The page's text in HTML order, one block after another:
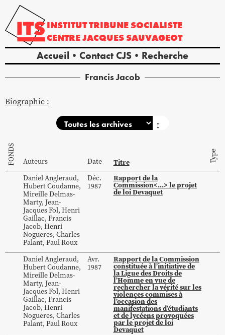
INSTITUTTRIBUNE SOCIALISTE
CENTREJACQUES SAUVAGEOT
Accueil Contact CJS Recherche
FrancisJacob
Biographie :
↕
FONDS Auteurs Date Titre Type
DanielAngleraud,
HubertCoudanne,
MireilleDelmas-
Marty, Jean-
JacquesFol, Henri
Gaillac, Francis
Jacob, Henri
Nogueres, Charles
Palant, PaulRoux
Déc.
1987
Rapport de la
Commission<...> le projet
de loi Devaquet
DanielAngleraud,
HubertCoudanne,
MireilleDelmas-
Marty, Jean-
JacquesFol, Henri
Gaillac, Francis
Jacob, Henri
Nogueres, Charles
Palant, PaulRoux
Avr.
1987
Rapport de la Commission
constituée à l’initiative de
la Ligue des Droits de
l’Homme en vue de
rechercher la vérité sur les
violences commises à
l’occasion des
manifestations d’étudiants
et de lycéens provoquées
par le projet de loi
Devaquet